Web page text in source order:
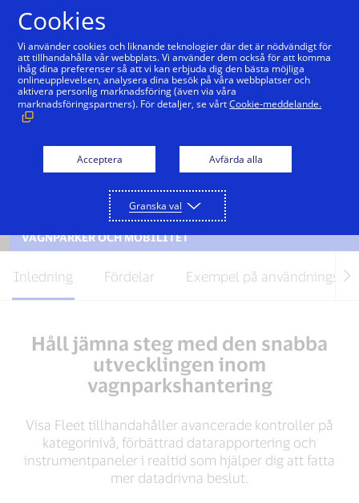
VAGNPARKER OCH MOBILITET
Driver framtidens betalningar
Det globala landskapet för vagnparker och
transporter utvecklas ständigt, inklusive hur
operatörer betalar, får betalt och hanterar anställdas
utgifter. Läs mer om hur Visas flexibla och säkra
Kontakta försäljningsavdelningen
Inledning Fördelar Exempel på
Håll jämna steg med den snabba
utvecklingen inom
vagnparkshantering
Visa Fleet tillhandahåller avancerade kontroller på
kategorinivå, förbättrad datarapportering och
instrumentpaneler i realtid som hjälper dig att fatta
mer datadrivna beslut.
Cookies
Vi använder cookies och liknande teknologier där det är nödvändigt för
att tillhandahålla vår webbplats. Vi använder dem också för att komma
ihåg dina preferenser så att vi kan erbjuda dig den bästa möjliga
onlineupplevelsen, analysera dina besök på våra webbplatser och
aktivera personlig marknadsföring (även via våra
marknadsföringspartners). För detaljer, se vårtCookie-meddelande.
Acceptera Avfärda alla
Granska val